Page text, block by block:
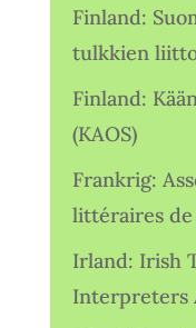
Finland:
tulkkien
Finland:
(KAOS)
Frankrig:
littéraires de
Irland: Irish
Interpreters